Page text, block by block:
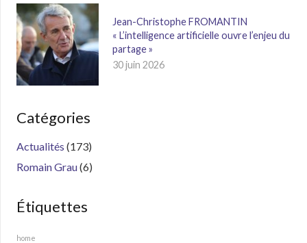
Jean-Christophe FROMANTIN
« L’intelligence artificielle ouvre l’enjeu du
partage »
30 juin 2026
Catégories
Actualités (173)
Romain Grau(6)
Étiquettes
home